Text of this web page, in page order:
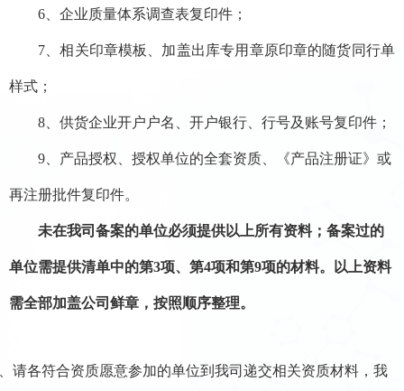
6、企业质量体系调查表复印件；
7、相关印章模板、加盖出库专用章原印章的随货同行单
样式；
8、供货企业开户户名、开户银行 、行号及账号复印件；
9、产品授权、授权单位的全套资质、《产品注册证》或
再注册批件复印件。
未在我司备案的单位必须提供以上所有资料；备案过的
单位需提供清单中的第3项、第4项和第9项的材料。 以上资料
需全部加盖公司鲜章，按照顺序整理。
请各符合资质愿意参加的单位到 我司递交相关资质材料，我